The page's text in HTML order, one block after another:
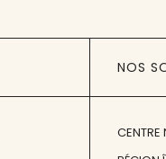
NOS
CENTRE